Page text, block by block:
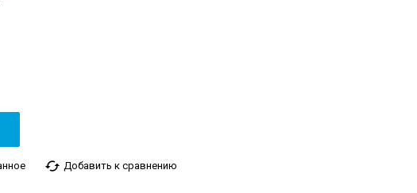
cached Добавить к сравнению